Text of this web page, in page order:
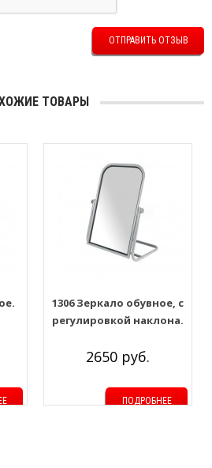
ОТПРАВИТЬ ОТЗЫВ
ТОВАРЫ
1306 Зеркало обувное, с
регулировкой наклона.
2650 руб.
ПОДРОБНЕЕ